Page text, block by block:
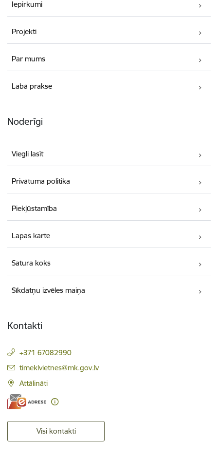
Iepirkumi
Projekti
Par mums
Labā prakse
Noderīgi
Viegli lasīt
Privātuma politika
Piekļūstamība
Lapas karte
Satura koks
Sīkdatņu izvēles maiņa
Kontakti
+371 67082990
E-pasts:
timeklvietnes@mk.gov.lv
Attālināti
Visi kontakti